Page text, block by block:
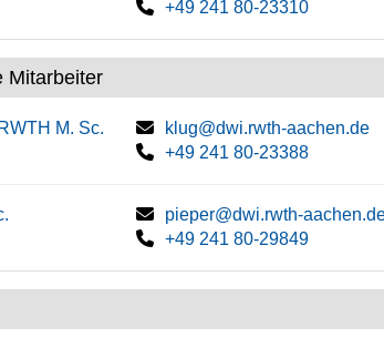
+49 241 80-23310
Mitarbeiter
M. Sc.
klug@dwi.rwth-aachen.de
+49 241 80-23388
pieper@dwi.rwth-
+49 241 80-29849